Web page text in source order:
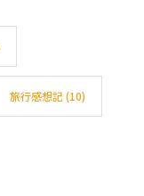
旅行感想記 (10)